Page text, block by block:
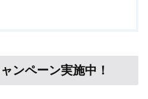
ンペーン実施中！